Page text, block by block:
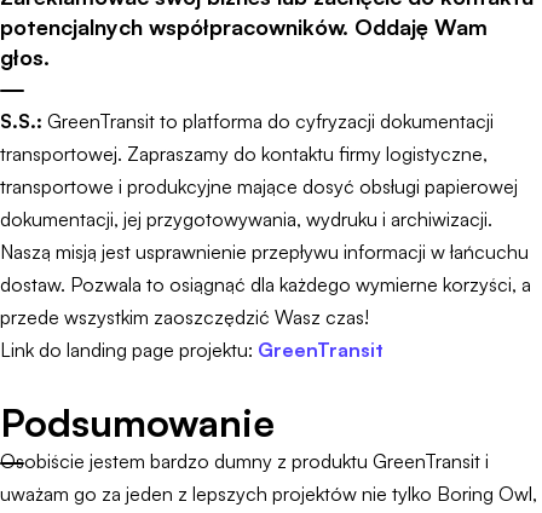
potencjalnych współpracowników. Oddaję Wam
głos.
S.S.: GreenTransit to platforma do cyfryzacji dokumentacji
transportowej. Zapraszamy do kontaktu firmy logistyczne,
transportowe i produkcyjne mające dosyć obsługi papierowej
dokumentacji, jej przygotowywania, wydruku i archiwizacji.
Naszą misją jest usprawnienie przepływu informacji w łańcuchu
dostaw. Pozwala to osiągnąć dla każdego wymierne korzyści, a
przede wszystkim zaoszczędzić Wasz czas!
Link do landing page projektu: GreenTransit
Podsumowanie
Osobiście jestem bardzo dumny z produktu GreenTransit i
uważam go za jeden z lepszych projektów nie tylko Boring Owl,